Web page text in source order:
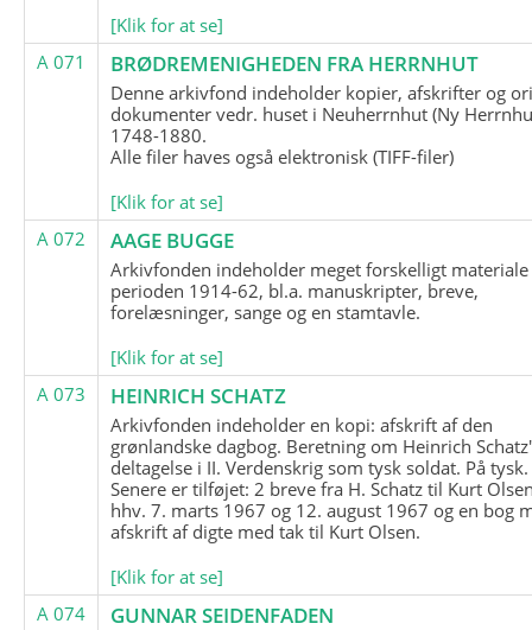
[Klik for at se]
A 071
BRØDREMENIGHEDEN FRA HERRNHUT
Denne arkivfond indeholder kopier, afskrifter og
dokumenter vedr. huset i Neuherrnhut (Ny
1748-1880.
Alle filer haves også elektronisk (TIFF-filer)
[Klik for at se]
A 072
AAGE BUGGE
Arkivfonden indeholder meget forskelligt
perioden 1914-62, bl.a. manuskripter, breve,
forelæsninger, sange og en stamtavle.
[Klik for at se]
A 073
HEINRICH SCHATZ
Arkivfonden indeholder en kopi: afskrift af den
grønlandske dagbog. Beretning om Heinrich Schatz'
deltagelse i II. Verdenskrig som tysk soldat. På tysk.
Senere er tilføjet: 2 breve fra H. Schatz til Kurt
hhv. 7. marts 1967 og 12. august 1967 og en bog
afskrift af digte med tak til Kurt Olsen.
[Klik for at se]
A 074
GUNNAR SEIDENFADEN